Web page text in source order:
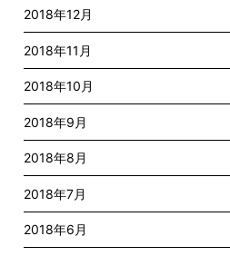
2018年12月
2018年11月
2018年10月
2018年9月
2018年8月
2018年7月
2018年6月